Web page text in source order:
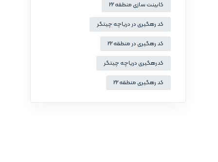
کابینت سازی منطقه 22
کد رهگیری در دریاچه چیتگر
کد رهگیری در منطقه 22
کدرهگیری دریاچه چیتگر
کد رهگیری منطقه 22